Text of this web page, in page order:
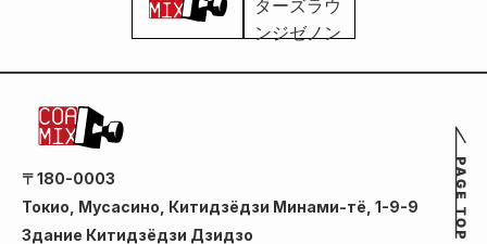
〒180-0003
Токио, Мусасино, Китидзёдзи Минами-тё, 1-9-9
Здание Китидзёдзи Дзидзо